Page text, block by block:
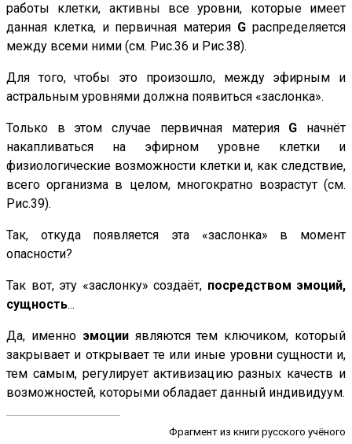
работы клетки, активны все уровни, которые имеет
данная клетка, и первичная материя Gраспределяется
между всеми ними (см. Рис.36 и Рис.38).
Для того, чтобы это произошло, между эфирным и
астральным уровнями должна появиться «заслонка».
Только в этом случае первичная материяG начнёт
накапливаться на эфирном уровне клетки и
физиологические возможности клетки и, как следствие,
всего организма в целом, многократно возрастут (см.
Рис.39).
Так, откуда появляется эта «заслонка» в момент
опасности?
Так вот, эту «заслонку» создаёт, посредством эмоций,
сущность...
Да, именно эмоцииявляются тем ключиком, который
закрывает и открывает те или иные уровни сущности и,
тем самым, регулирует активизацию разных качеств и
возможностей, которыми обладает данный индивидуум.
Фрагмент из книги русского учёного